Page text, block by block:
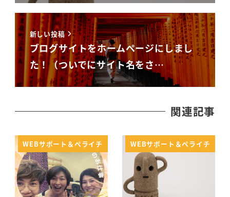
新しい投稿
ブログサイトをホームページにしまし
た！（ついでにサイト名をさ…
関連記事
WEBサポート＆ペライチ WEBサポート＆ペライチ